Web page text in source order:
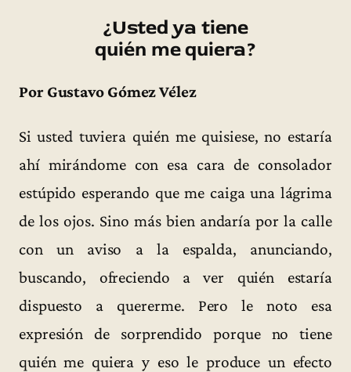
¿Usted ya tiene
quién me quiera?
Por Gustavo Gómez Vélez
Si usted tuviera quién me quisiese, no estaría
ahí mirándome con esa cara de consolador
estúpido esperando que me caiga una lágrima
de los ojos. Sino más bien andaría por la calle
con un aviso a la espalda, anunciando,
buscando, ofreciendo a ver quién estaría
dispuesto a quererme. Pero le noto esa
expresión de sorprendido porque no tiene
quién me quiera y eso le produce un efecto